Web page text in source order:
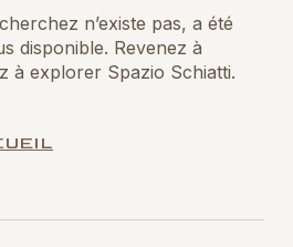
n’existe pas, a été
disponible. Revenez à
à explorer Spazio Schiatti.